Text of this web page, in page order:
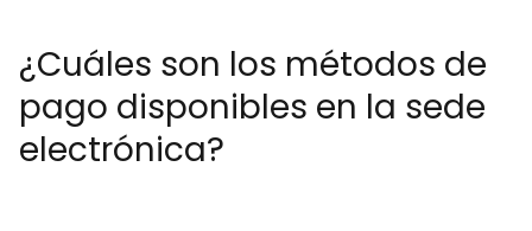
¿Cuáles son los métodos de
pago disponibles en la sede
electrónica?